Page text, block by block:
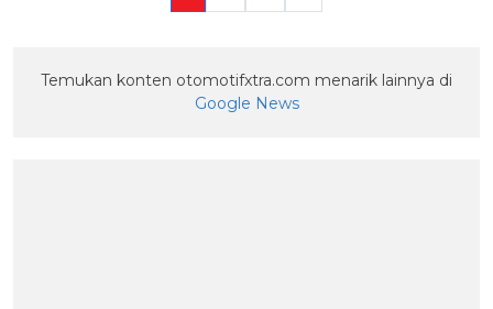
Temukan konten otomotifxtra.com menarik lainnya di
Google News